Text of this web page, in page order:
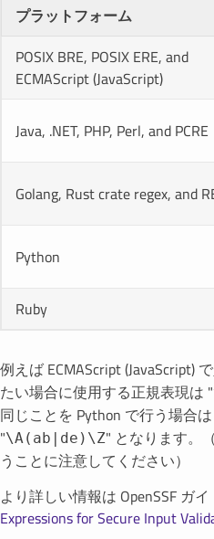
プラットフォーム
POSIX BRE, POSIX ERE, and
ECMAScript (JavaScript)
Java, .NET, PHP, Perl, and PCRE
Golang, Rust crate regex, and
Python
Ruby
例えば ECMAScript (JavaScript)
たい場合に使用する正規表現は "
同じことを Python で行う場合
"\A(ab|de)\Z" となります。
うことに注意してください）
より詳しい情報は OpenSSF ガイ
Expressions for Secure Input